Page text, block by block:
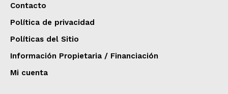
Contacto
Política de privacidad
Políticas del Sitio
Información Propietaria / Financiación
Mi cuenta